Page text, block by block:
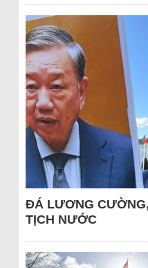
ĐÁ LƯƠNG
TỊCH NƯỚC